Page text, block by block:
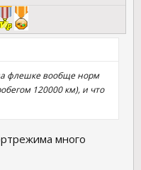
флешке вообще норм
120000 км), и что
много